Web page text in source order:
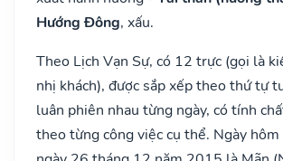
Hướng Đông, xấu.
Theo Lịch Vạn Sự, có 12 trực (gọi là
nhị khách), được sắp xếp theo thứ tự
luân phiên nhau từng ngày, có tính
theo từng công việc cụ thể. Ngày hôm